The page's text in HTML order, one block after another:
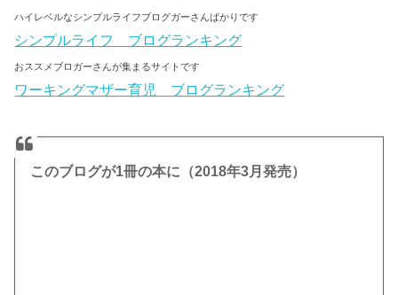
ハイレベルなシンプルライフブログガーさんばかりです
シンプルライフ ブログランキング
おススメブロガーさんが集まるサイトです
ワーキングマザー育児 ブログランキング
このブログが1冊の本に （2018年3月発売）